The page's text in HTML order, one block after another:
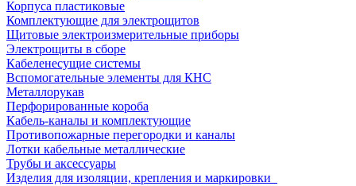
Корпуса пластиковые
Комплектующие для электрощитов
Щитовые электроизмерительные приборы
Электрощиты в сборе
Кабеленесущие системы
Вспомогательные элементы для КНС
Металлорукав
Перфорированные короба
Кабель-каналы и комплектующие
Противопожарные перегородки и каналы
Лотки кабельные металлические
Трубы и аксессуары
Изделия для изоляции, крепления и маркировки